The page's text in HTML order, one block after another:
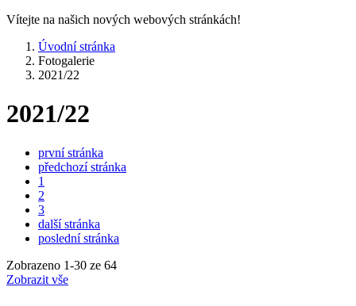
Vítejte na našich nových webových stránkách!
Úvodní stránka
Fotogalerie
2021/22
2021/22
první stránka
předchozí stránka
1
2
3
další stránka
poslední stránka
Zobrazeno 1-30 ze 64
Zobrazit vše